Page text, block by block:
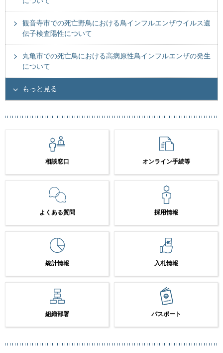
観音寺市での死亡野鳥における鳥インフルエンザウイルス遺
伝子検査陽性について
丸亀市での死亡鳥における高病原性鳥インフルエンザの発生
について
もっと見る
相談窓口 オンライン手続等
よくある質問 採用情報
統計情報 入札情報
組織部署 パスポート